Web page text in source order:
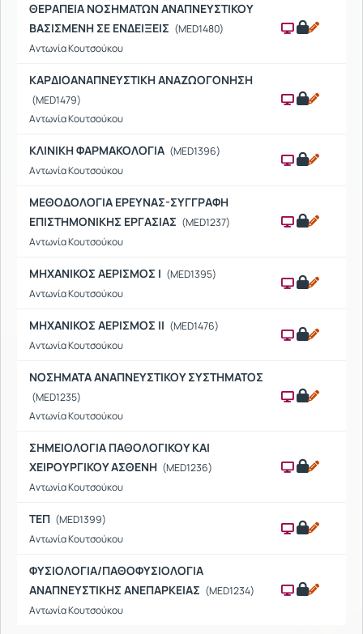
ΘΕΡΑΠΕΙΑ ΝΟΣΗΜΑΤΩΝ ΑΝΑΠΝΕΥΣΤΙΚΟΥ
ΒΑΣΙΣΜΕΝΗ ΣΕ ΕΝΔΕΙΞΕΙΣ (MED1480)
Αντωνία Κουτσούκου
ΚΑΡΔΙΟΑΝΑΠΝΕΥΣΤΙΚΗ ΑΝΑΖΩΟΓΟΝΗΣΗ
(MED1479)
Αντωνία Κουτσούκου
ΚΛΙΝΙΚΗ ΦΑΡΜΑΚΟΛΟΓΙΑ (MED1396)
Αντωνία Κουτσούκου
ΜΕΘΟΔΟΛΟΓΙΑ ΕΡΕΥΝΑΣ-ΣΥΓΓΡΑΦΗ
ΕΠΙΣΤΗΜΟΝΙΚΗΣ ΕΡΓΑΣΙΑΣ (MED1237)
Αντωνία Κουτσούκου
ΜΗΧΑΝΙΚΟΣ ΑΕΡΙΣΜΟΣ Ι (MED1395)
Αντωνία Κουτσούκου
ΜΗΧΑΝΙΚΟΣ ΑΕΡΙΣΜΟΣ ΙΙ (MED1476)
Αντωνία Κουτσούκου
ΝΟΣΗΜΑΤΑ ΑΝΑΠΝΕΥΣΤΙΚΟΥ ΣΥΣΤΗΜΑΤΟΣ
(MED1235)
Αντωνία Κουτσούκου
ΣΗΜΕΙΟΛΟΓΙΑ ΠΑΘΟΛΟΓΙΚΟΥ ΚΑΙ
ΧΕΙΡΟΥΡΓΙΚΟΥ ΑΣΘΕΝΗ (MED1236)
Αντωνία Κουτσούκου
ΤΕΠ (MED1399)
Αντωνία Κουτσούκου
ΦΥΣΙΟΛΟΓΙΑ/ΠΑΘΟΦΥΣΙΟΛΟΓΙΑ
ΑΝΑΠΝΕΥΣΤΙΚΗΣ ΑΝΕΠΑΡΚΕΙΑΣ (MED1234)
Αντωνία Κουτσούκου